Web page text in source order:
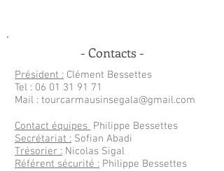
- Contacts -
Président : Clément Bessettes
Tel : 06 01 31 91 71
Mail : tourcarmausinsegala@gmail.com
Contact équipes Philippe Bessettes
Secrétariat : Sofian Abadi
Trésorier : Nicolas Sigal
Référent sécurité : Philippe Bessettes